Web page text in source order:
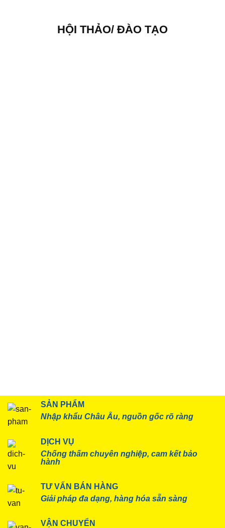
HỘI THẢO/ ĐÀO TẠO
SẢN PHẨM
Nhập khẩu Châu Âu, nguồn gốc rõ ràng
DỊCH VỤ
Chống thấm chuyên nghiệp, cam kết bảo
hành
TƯ VẤN BÁN HÀNG
Giải pháp đa dạng, hàng hóa sẵn sàng
VẬN CHUYỂN